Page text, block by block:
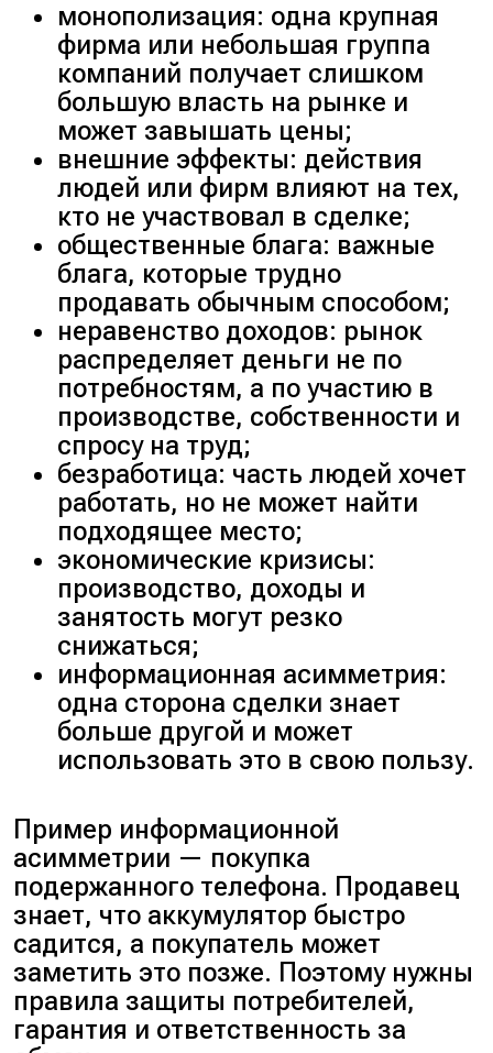
монополизация: одна крупная
фирма или небольшая группа
компаний получает слишком
большую власть на рынке и
может завышать цены;
внешние эффекты: действия
людей или фирм влияют на тех,
кто не участвовал в сделке;
общественные блага: важные
блага, которые трудно
продавать обычным способом;
неравенство доходов: рынок
распределяет деньги не по
потребностям, а по участию в
производстве, собственности и
спросу на труд;
безработица: часть людей хочет
работать, но не может найти
подходящее место;
экономические кризисы:
производство, доходы и
занятость могут резко
снижаться;
информационная асимметрия:
одна сторона сделки знает
больше другой и может
использовать это в свою пользу.
Пример информационной
асимметрии — покупка
подержанного телефона. Продавец
знает, что аккумулятор быстро
садится, а покупатель может
заметить это позже. Поэтому нужны
правила защиты потребителей,
гарантия и ответственность за